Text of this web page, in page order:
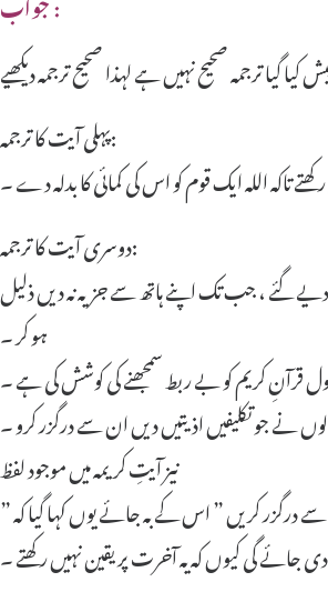
پہلی آیت کا ترجمہ:
تاکہ اللہ ایک قوم کو اس کی کمائی کا بدلہ دے ۔
دوسری آیت کا ترجمہ:
گئے ، جب تک اپنے ہاتھ سے جزیہ نہ دیں ذلیل
ہو کر ۔
کریم کو بے ربط سمجھنے کی کوشش کی ہے ۔
نے جو تکلیفیں اذیتیں دیں ان سے درگزر کرو ۔
نیز آیتِ کریمہ میں موجود لفظ
” أیام الله ” سے مراد اللہ کے وہ معاملات ہیں جو وہ آخرت میں انسانوں کے ساتھ کرے گا یعنی جزا اور سزا ، ایک بات جو قابلِ غور ہے وہ یہ کہ یوں بھی تو کہا جاسکتا تھا کہ ” مشرکین سے درگزر کریں ” اس کے بہ جائے یوں کہا گیا کہ
جائے گی کیوں کہ یہ آخرت پر یقین نہیں رکھتے ۔